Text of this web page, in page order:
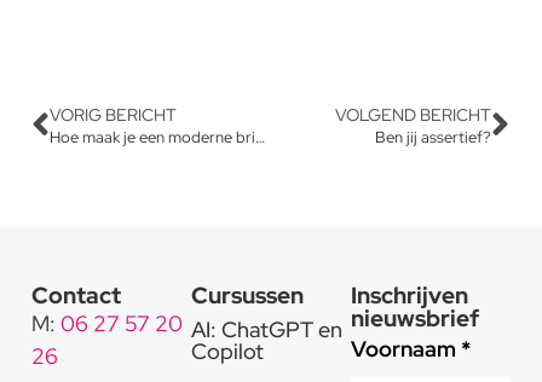
VORIG BERICHT
Hoe maak je een moderne briefindeling?
VOLGEND BERICHT
Ben jij assertief?
Contact
M: 06 27 57 20
26
Cursussen
AI: ChatGPT en
Copilot
Inschrijven
nieuwsbrief
Voornaam *